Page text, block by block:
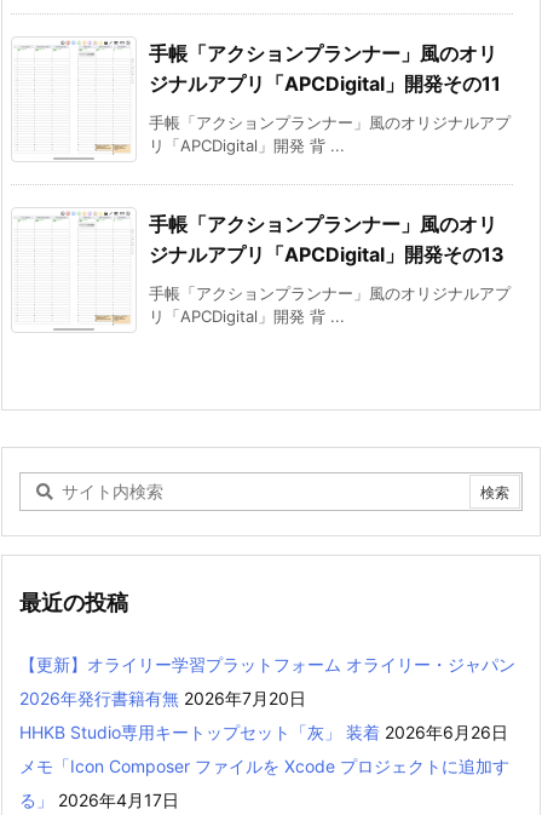
手帳「アクションプランナー」風のオリ
ジナルアプリ「APCDigital」開発その11
手帳「アクションプランナー」風のオリジナルアプ
リ「APCDigital」開発 背 ...
手帳「アクションプランナー」風のオリ
ジナルアプリ「APCDigital」開発その13
手帳「アクションプランナー」風のオリジナルアプ
リ「APCDigital」開発 背 ...
最近の投稿
【更新】オライリー学習プラットフォーム オライリー・ジャパン
2026年発行書籍有無 2026年7月20日
HHKB Studio専用キートップセット「灰」 装着 2026年6月26日
メモ「Icon Composer ファイルを Xcode プロジェクトに追加す
る」
2026年4月17日